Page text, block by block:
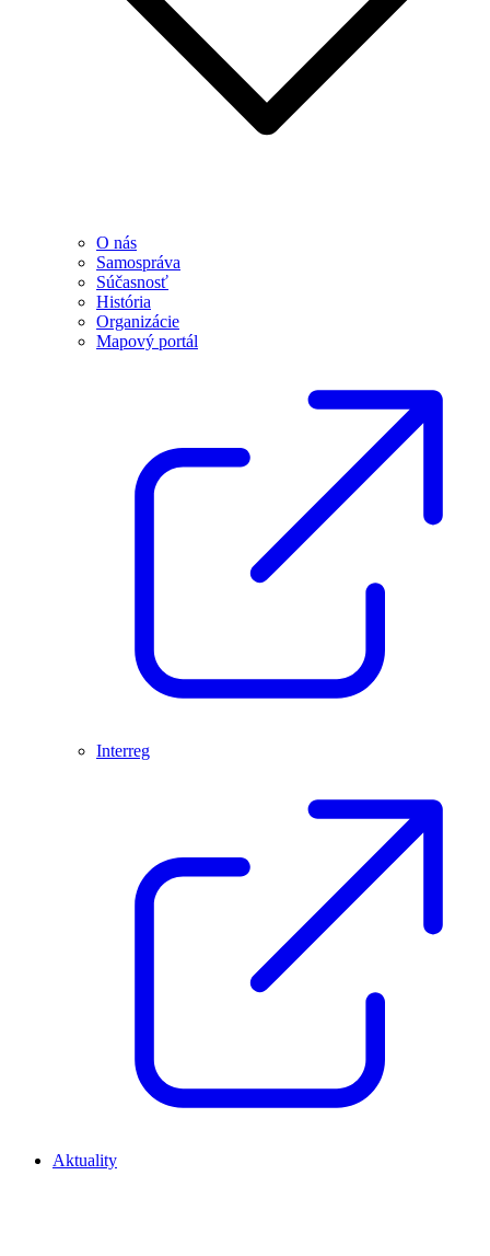
O nás
Samospráva
Súčasnosť
História
Organizácie
Mapový portál
Interreg
Aktuality